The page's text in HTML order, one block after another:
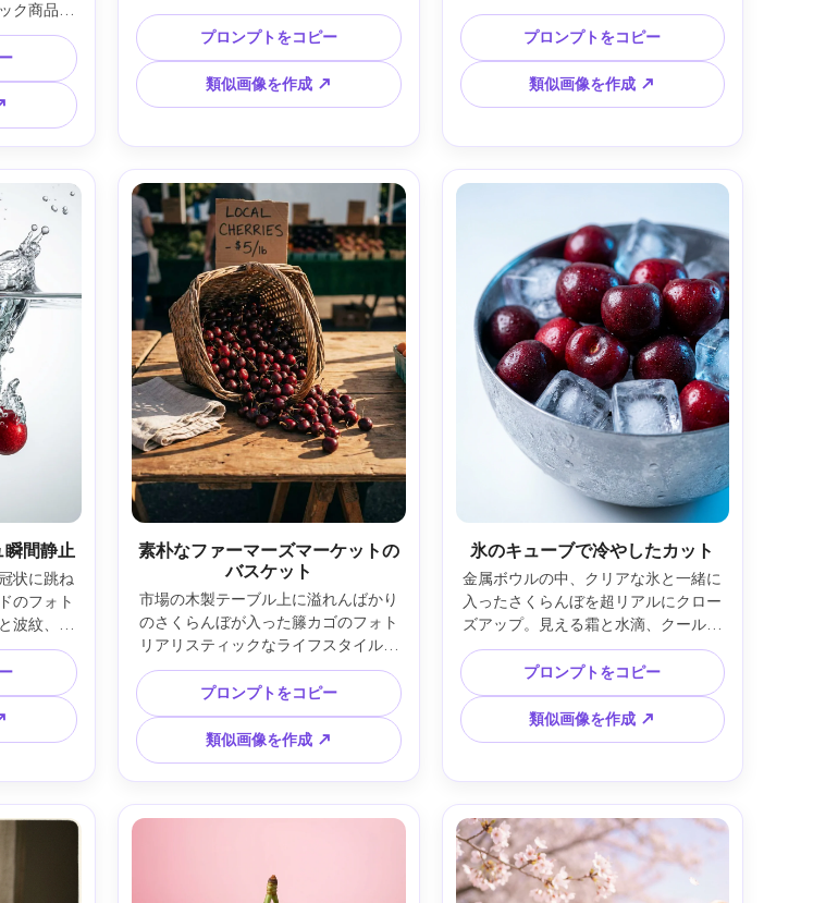
ク商品写
ティング
リアルな
。Canon
、正面構
高精細、
--ar 4:5
ング、リッチな赤と微かな反射、数本
の茎や、中身が見えるように割れたさ
くらんぼ1粒。Nikon Z8、50mmレン
ズ、f/2.8、浅い被写界深度、ミュージ
アムクオリティの雰囲気、フィルム調
4:5
プロンプトをコピー
類似画像を作成 ↗
ラットレイ。窓からのやわらかな自然
光、ミニマルでモダンなスタイリン
グ、SNS用にクリーンなネガティブス
ペース。Fujifilm GFX 100、45mmレン
ズ、f/5.6、エッジがシャープ、ブライ
プロンプトをコピー
類似画像を作成 ↗
瞬間静止
状に跳ね
のフォト
波紋、鮮
灰色グラ
Canon
ンズ、
料広告ス
ンな構成
素朴なファーマーズマーケットの
バスケット
市場の木製テーブル上に溢れんばかり
のさくらんぼが入った籐カゴのフォト
リアリスティックなライフスタイルフ
ード写真。朝の自然光、柔らかな影、
ぼかした手書きの値札、浅い被写界深
度。Nikon D850、35mmレンズ、
f/2.2、暖かい色調編集、ドキュメンタ
リー風 --ar 4:5
プロンプトをコピー
類似画像を作成 ↗
氷のキューブで冷やしたカット
金属ボウルの中、クリアな氷と一緒に
入ったさくらんぼを超リアルにクロー
ズアップ。見える霜と水滴、クールな
青いハイライトに映える赤。Sony
A1、90mmマクロレンズ、f/5.6、シャ
ープなテクスチャー、プレミアムな爽
快感、クリーンな商用ライティング --
ar 4:5
プロンプトをコピー
類似画像を作成 ↗